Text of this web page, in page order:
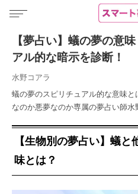
【夢占い】蟻の夢の意
アル的な暗示を診断！
水野コアラ
蟻の夢のスピリチュアル的な意味
なのか悪夢なのか専属の夢占い師水
【生物別の夢占い】蟻
味とは？